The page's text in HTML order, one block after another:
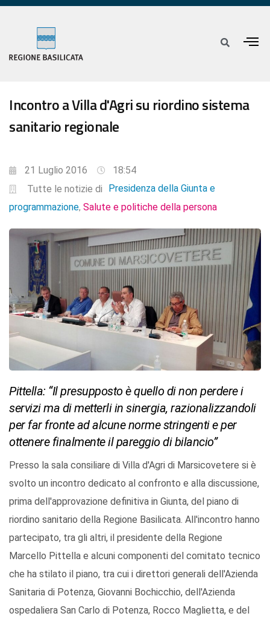
Incontro a Villa d'Agri su riordino sistema
sanitario regionale
21 Luglio 2016
18:54
Tutte le notizie di
Presidenza della Giunta e
programmazione, Salute e politiche della persona
Pittella: “Il presupposto è quello di non perdere i
servizi ma di metterli in sinergia, razionalizzandoli
per far fronte ad alcune norme stringenti e per
ottenere finalmente il pareggio di bilancio”
Presso la sala consiliare di Villa d'Agri di Marsicovetere si è
svolto un incontro dedicato al confronto e alla discussione,
prima dell'approvazione definitiva in Giunta, del piano di
riordino sanitario della Regione Basilicata. All'incontro hanno
partecipato, tra gli altri, il presidente della Regione
Marcello Pittella e alcuni componenti del comitato tecnico
che ha stilato il piano, tra cui i direttori generali dell'Azienda
Sanitaria di Potenza, Giovanni Bochicchio, dell'Azienda
ospedaliera San Carlo di Potenza, Rocco Maglietta, e del